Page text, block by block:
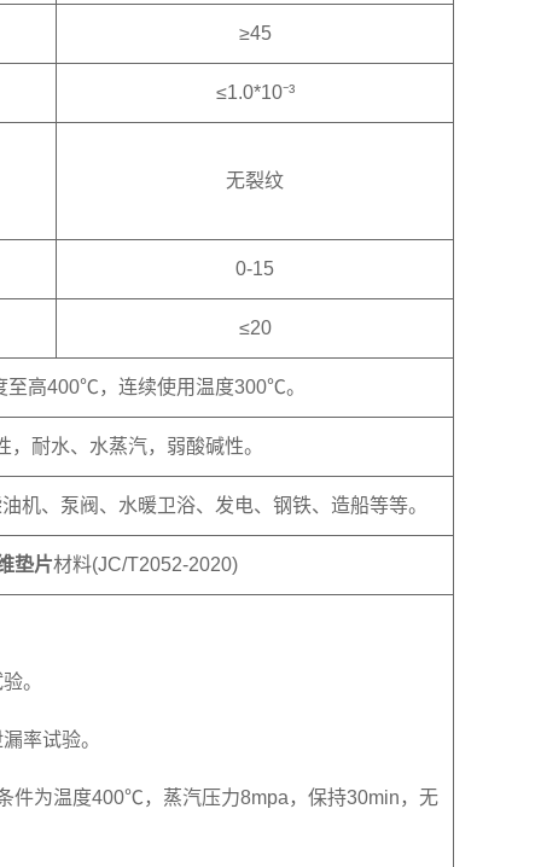
≥45
≤1.0*10⁻³
无裂纹
0-15
≤20
至高400℃，连续使用温度300℃。
，耐水、水蒸汽，弱酸碱性。
机、泵阀、水暖卫浴、发电、钢铁、造船等等。
垫片材料(JC/T2052-2020)
。
率试验。
件为温度400℃，蒸汽压力8mpa，保持30min，无